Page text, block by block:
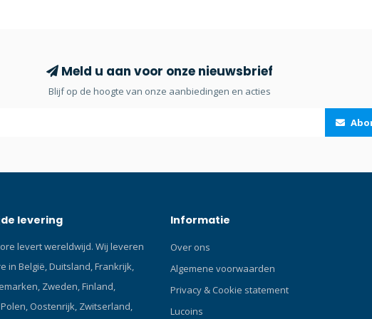
RD-2 is TUSA's nieuwste roller uitrusting
tas met grote compartimenten en heavy-
duty wiel systeem. Dit is the ultieme
weekend tas dat jouw uitrusting zal
Meld u aan voor onze nieuwsbrief
Blijf op de hoogte van onze aanbiedingen en acties
levering
levert wereldwijd. Wij leveren
in België, Duitsland, Frankrijk,
Zweden, Finland,
Oostenrijk, Zwitserland,
Informatie
Over ons
Algemene voorwaarden
Privacy & Cookie statement
Lucoins